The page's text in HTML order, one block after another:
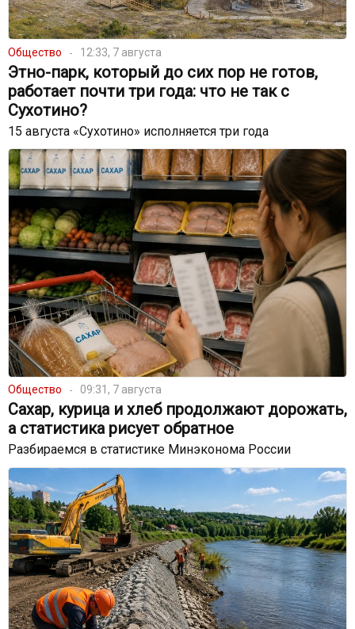
Общество 12:33, 7 августа
Этно-парк, который до сих пор не готов,
работает почти три года: что не так с
Сухотино?
15 августа «Сухотино» исполняется три года
Общество 09:31, 7 августа
Сахар, курица и хлеб продолжают дорожать,
а статистика рисует обратное
Разбираемся в статистике Минэконома России